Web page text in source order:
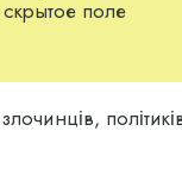
у 108-му
скрытое поле